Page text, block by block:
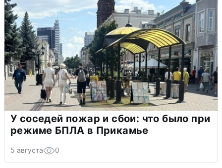
У соседей пожар и сбои: что было при
режиме БПЛА в Прикамье
5 августа 0